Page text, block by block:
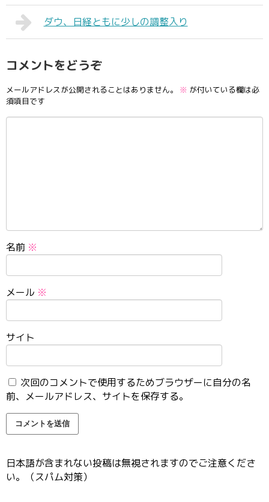
ダウ、日経ともに少しの調整入り
コメントをどうぞ
メールアドレスが公開されることはありません。 ※ が付いている欄は必
須項目です
名前 ※
メール ※
サイト
次回のコメントで使用するためブラウザーに自分の名
前、メールアドレス、サイトを保存する。
日本語が含まれない投稿は無視されますのでご注意くださ
い。（スパム対策）